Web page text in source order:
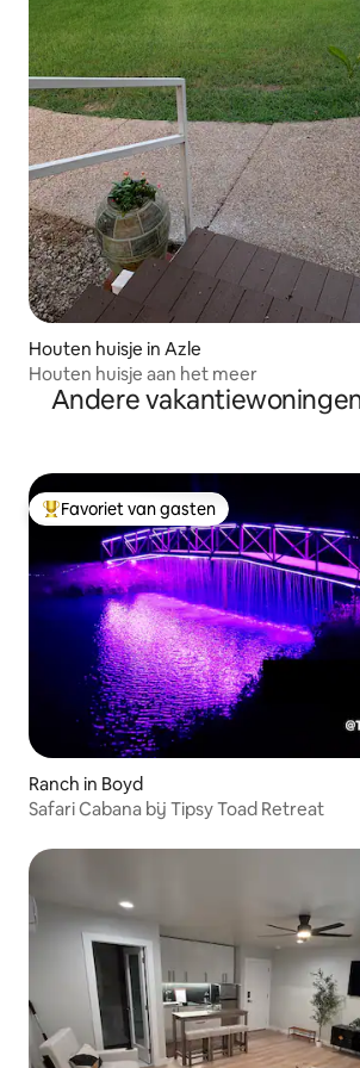
Houten huisje in Azle
Houten huisje aan het meer
Andere
Topfavoriet van gasten
Favoriet van gasten
Ranch in Boyd
Safari Cabana bij Tipsy Toad Retreat